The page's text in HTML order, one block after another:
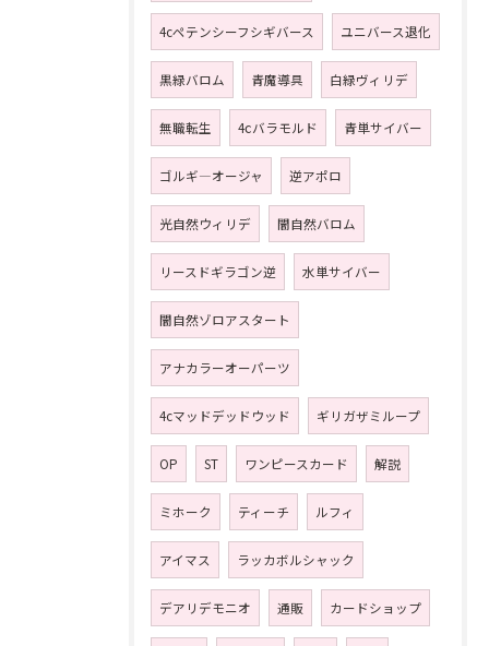
4cペテンシーフシギバース ユニバース退化
黒緑バロム 青魔導具 白緑ヴィリデ
無職転生 4ⅽバラモルド 青単サイバー
ゴルギ―オージャ 逆アポロ
光自然ウィリデ 闇自然バロム
リースドギラゴン逆 水単サイバー
闇自然ゾロアスタート
アナカラーオーパーツ
4cマッドデッドウッド ギリガザミループ
OP ST ワンピースカード 解説
ミホーク ティーチ ルフィ
アイマス ラッカボルシャック
デアリデモニオ 通販 カードショップ